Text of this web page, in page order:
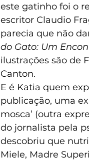
este gatinho foi o
escritor Claudio
parecia que não
do Gato: Um
ilustrações são de
Canton.
E é Katia quem
publicação, uma
mosca’ (outra
do jornalista pela
descobriu que
Miele, Madre